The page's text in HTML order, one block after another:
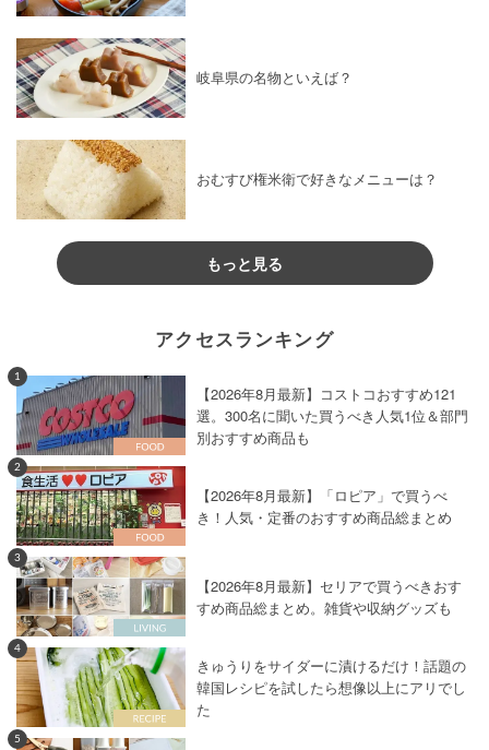
岐阜県の名物といえば？
おむすび権米衛で好きなメニューは？
もっと見る
アクセスランキング
1
【2026年8月最新】コストコおすすめ121
選。300名に聞いた買うべき人気1位＆部門
別おすすめ商品も
2
【2026年8月最新】「ロピア」で買うべ
き！人気・定番のおすすめ商品総まとめ
3
【2026年8月最新】セリアで買うべきおす
すめ商品総まとめ。雑貨や収納グッズも
4
きゅうりをサイダーに漬けるだけ！話題の
韓国レシピを試したら想像以上にアリでし
た
5